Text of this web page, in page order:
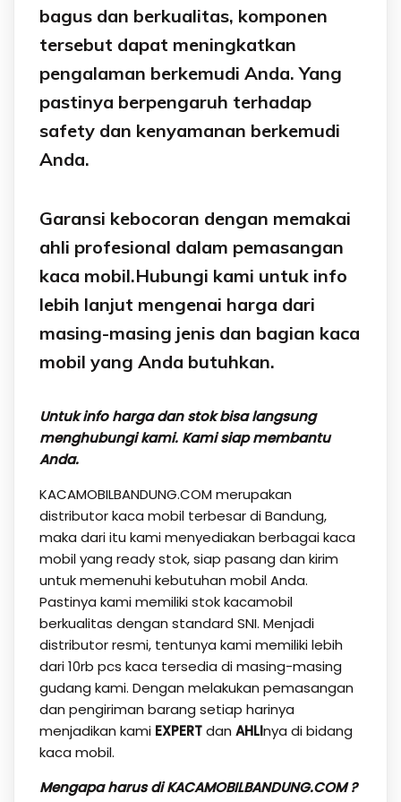
bagus dan berkualitas, komponen
tersebut dapat meningkatkan
pengalaman berkemudi Anda. Yang
pastinya berpengaruh terhadap
safety dan kenyamanan berkemudi
Anda.
Garansi kebocoran dengan memakai
ahli profesional dalam pemasangan
kaca mobil.Hubungi kami untuk info
lebih lanjut mengenai harga dari
masing-masing jenis dan bagian kaca
mobil yang Anda butuhkan.
Untuk info harga dan stok bisa langsung
menghubungi kami. Kami siap membantu
Anda.
KACAMOBILBANDUNG.COM merupakan
distributor kaca mobil terbesar di Bandung,
maka dari itu kami menyediakan berbagai kaca
mobil yang ready stok, siap pasang dan kirim
untuk memenuhi kebutuhan mobil Anda.
Pastinya kami memiliki stok kacamobil
berkualitas dengan standard SNI. Menjadi
distributor resmi, tentunya kami memiliki lebih
dari 10rb pcs kaca tersedia di masing-masing
gudang kami. Dengan melakukan pemasangan
dan pengiriman barang setiap harinya
menjadikan kami EXPERTdan AHLInya di bidang
kaca mobil.
Mengapa harus di KACAMOBILBANDUNG.COM ?